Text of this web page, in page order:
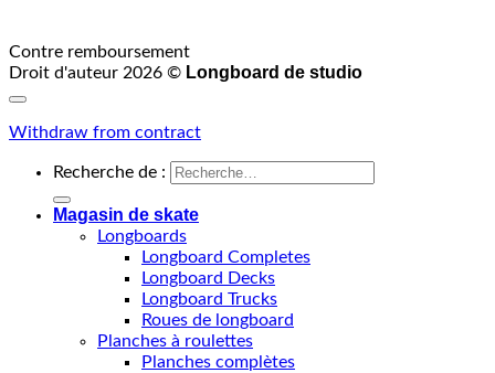
Contre remboursement
Droit d'auteur 2026 © Longboard de studio
Withdraw from contract
Recherche de :
Magasin de skate
Longboards
Longboard Completes
Longboard Decks
Longboard Trucks
Roues de longboard
Planches à roulettes
Planches complètes